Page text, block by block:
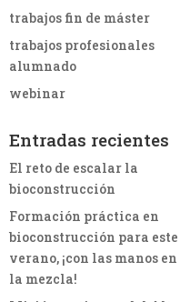
trabajos fin de máster
trabajos profesionales
alumnado
webinar
Entradas recientes
El reto de escalar la
bioconstrucción
Formación práctica en
bioconstrucción para este
verano, ¡con las manos en
la mezcla!